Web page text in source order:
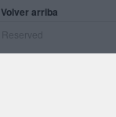
Volver arriba